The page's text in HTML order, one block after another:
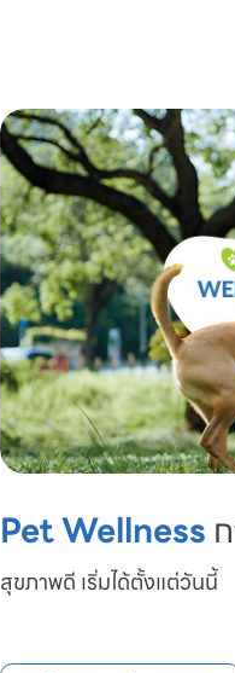
Pet Wellness
สุขภาพดี เริ่มได้ตั้งแต่วันนี้